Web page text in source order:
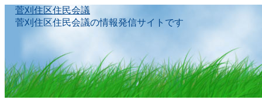
菅刈住区住民会議
菅刈住区住民会議の情報発信サイトです